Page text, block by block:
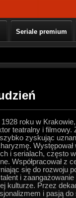
Seriale premium
roku w
teatralny i filmowy.
zyskując
Występował
i serialach, często
Współpracował z
się do rozwoju
i zaangażowanie
kulturze. Przez
i pasją do